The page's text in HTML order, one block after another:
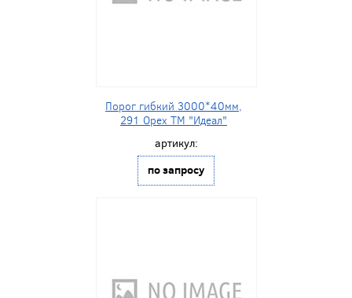
Порог гибкий 3000*40мм,
291 Орех ТМ "Идеал"
артикул:
по запросу